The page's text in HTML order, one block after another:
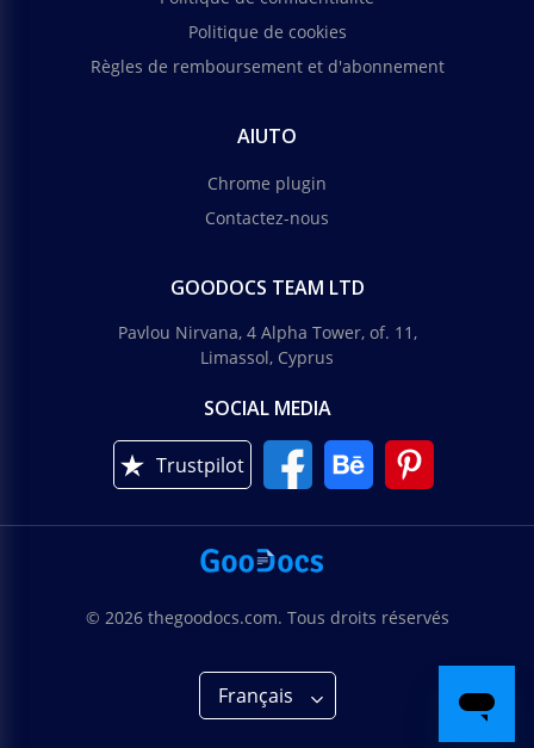
Politique de cookies
Règles de remboursement et d'abonnement
AIUTO
Chrome plugin
Contactez-nous
GOODOCS TEAM LTD
Pavlou Nirvana, 4 Alpha Tower, of. 11,
Limassol, Cyprus
SOCIAL MEDIA
Trustpilot
© 2026 thegoodocs.com. Tous droits réservés
Français